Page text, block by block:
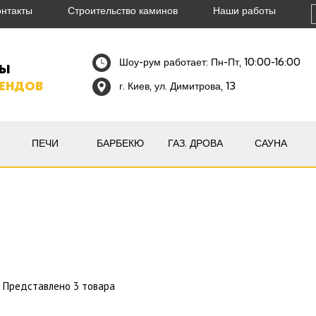
Строительство каминов Наши работы
Шоу-рум работает: Пн-Пт, 10:00-16:00
г. Киев, ул. Димитрова, 13
ПЕЧИ БАРБЕКЮ ГАЗ. ДРОВА САУНА
Представлено 3 товара